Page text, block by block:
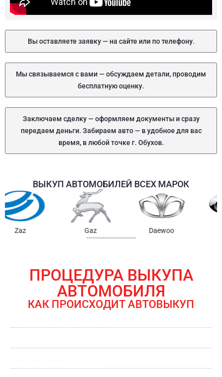
Вы оставляете заявку — на сайте или по телефону.
Мы связываемся с вами — обсуждаем детали, проводим
бесплатную оценку.
Заключаем сделку — оформляем документы и сразу
передаем деньги. Забираем авто — в удобное для вас
время, в любой точке г. Обухов.
ВЫКУП АВТОМОБИЛЕЙ ВСЕХ МАРОК
Samsung
ПРОЦЕДУРА ВЫКУПА
АВТОМОБИЛЯ
КАК ПРОИСХОДИТ АВТОВЫКУП